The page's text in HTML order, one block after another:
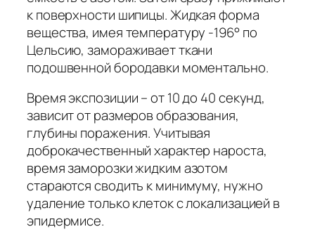
к поверхности шипицы. Жидкая форма
вещества, имея температуру -196° по
Цельсию, замораживает ткани
подошвенной бородавки моментально.
Время экспозиции – от 10 до 40 секунд,
зависит от размеров образования,
глубины поражения. Учитывая
доброкачественный характер нароста,
время заморозки жидким азотом
стараются сводить к минимуму, нужно
удаление только клеток с локализацией в
эпидермисе.